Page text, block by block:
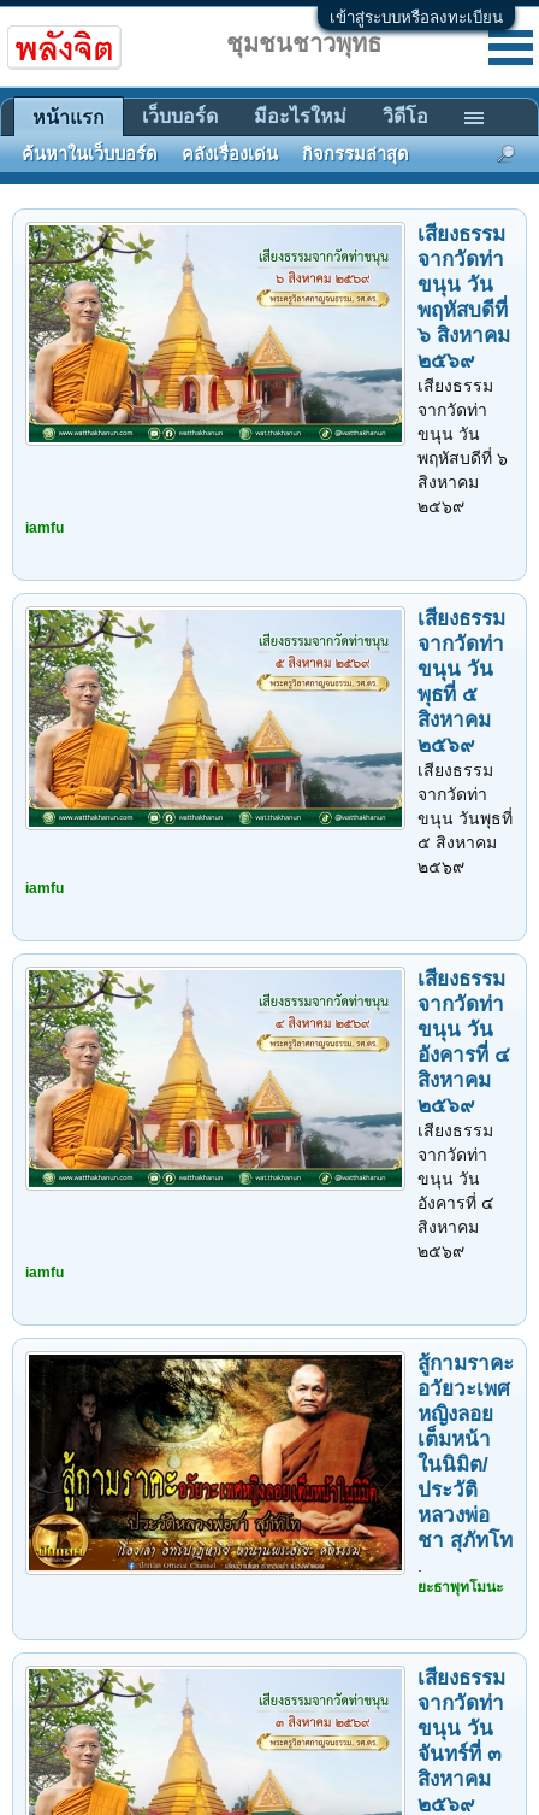
เข้าสู่ระบบหรือลงทะเบียน
เสียงธรรม
จากวัดท่า
ขนุน วัน
พฤหัสบดีที่
๖ สิงหาคม
๒๕๖๙
เสียงธรรม
จากวัดท่า
ขนุน วัน
พฤหัสบดีที่ ๖
สิงหาคม
๒๕๖๙
iamfu
เสียงธรรม
จากวัดท่า
ขนุน วัน
พุธที่ ๕
สิงหาคม
๒๕๖๙
เสียงธรรม
จากวัดท่า
ขนุน วันพุธที่
๕ สิงหาคม
๒๕๖๙
iamfu
เสียงธรรม
จากวัดท่า
ขนุน วัน
อังคารที่ ๔
สิงหาคม
๒๕๖๙
เสียงธรรม
จากวัดท่า
ขนุน วัน
อังคารที่ ๔
สิงหาคม
๒๕๖๙
iamfu
สู้กามราคะ
อวัยวะเพศ
หญิงลอย
เต็มหน้า
ในนิมิต/
ประวัติ
หลวงพ่อ
ชา สุภัทโท
ยะธาพุทโมนะ
เสียงธรรม
จากวัดท่า
ขนุน วัน
จันทร์ที่ ๓
สิงหาคม
๒๕๖๙
ชุมชนชาวพุทธ
หน้าแรก
ค้นหาในเว็บบอร์ด คลังเรื่องเด่น กิจกรรมล่าสุด
เว็บบอร์ด มีอะไรใหม่ วิดีโอ